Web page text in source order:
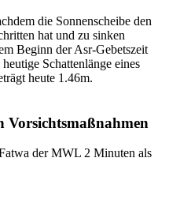
die Sonnenscheibe den
hat und zu sinken
Beginn der Asr-Gebetszeit
Schattenlänge eines
heute 1.46m.
Vorsichtsmaßnahmen
der MWL 2 Minuten als